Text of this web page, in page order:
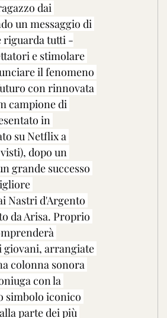
dai
un messaggio di
riguarda tutti -
e stimolare
il fenomeno
con rinnovata
campione di
in
su Netflix a
dopo un
grande successo
Nastri d'Argento
da Arisa. Proprio
giovani, arrangiate
colonna sonora
con la
simbolo iconico
parte dei più